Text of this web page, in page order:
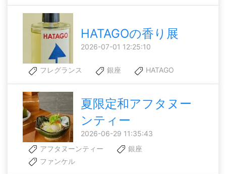
HATAGOの香り展
2026-07-01 12:25:10
フレグランス 銀座 HATAGO
夏限定和アフタヌー
ンティー
2026-06-29 11:35:43
アフタヌーンティー
銀座
ファンケル